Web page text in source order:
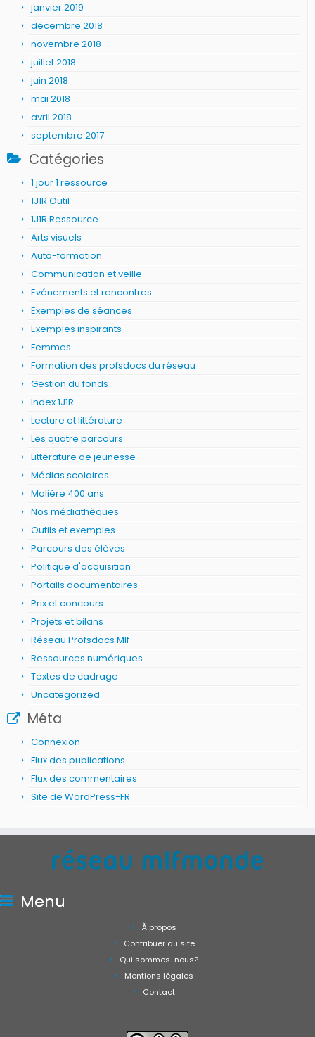
janvier 2019
décembre 2018
novembre 2018
juillet 2018
juin 2018
mai 2018
avril 2018
septembre 2017
Catégories
1 jour 1 ressource
1J1R Outil
1J1R Ressource
Arts visuels
Auto-formation
Communication et veille
Evénements et rencontres
Exemples de séances
Exemples inspirants
Femmes
Formation des profsdocs du réseau
Gestion du fonds
Index 1J1R
Lecture et littérature
Les quatre parcours
Littérature de jeunesse
Médias scolaires
Molière 400 ans
Nos médiathèques
Outils et exemples
Parcours des élèves
Politique d'acquisition
Portails documentaires
Prix et concours
Projets et bilans
Réseau Profsdocs Mlf
Ressources numériques
Textes de cadrage
Uncategorized
Méta
Connexion
Flux des publications
Flux des commentaires
Site de WordPress-FR
Menu
À propos
Contribuer au site
Qui sommes-nous?
Mentions légales
Contact